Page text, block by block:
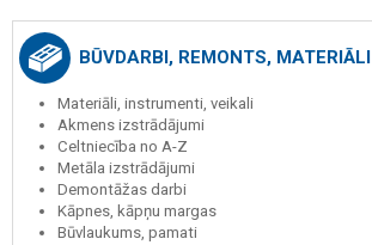
BŪVDARBI, REMONTS, MATERIĀLI
Materiāli, instrumenti, veikali
Akmens izstrādājumi
Celtniecība no A-Z
Metāla izstrādājumi
Demontāžas darbi
Kāpnes, kāpņu margas
Būvlaukums, pamati